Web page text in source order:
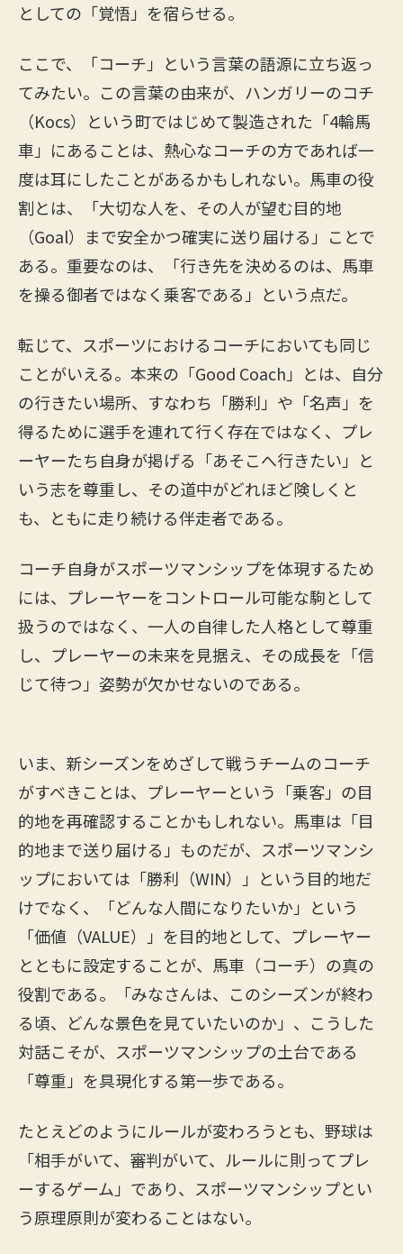
としての「覚悟」を宿らせる。
ここで、「コーチ」という言葉の語源に立ち返っ
てみたい。この言葉の由来が、ハンガリーのコチ
（Kocs）という町ではじめて製造された「4輪馬
車」にあることは、熱心なコーチの方であれば一
度は耳にしたことがあるかもしれない。馬車の役
割とは、「大切な人を、その人が望む目的地
（Goal）まで安全かつ確実に送り届ける」ことで
ある。重要なのは、「行き先を決めるのは、馬車
を操る御者ではなく乗客である」という点だ。
転じて、スポーツにおけるコーチにおいても同じ
ことがいえる。本来の「Good Coach」とは、自分
の行きたい場所、すなわち「勝利」や「名声」を
得るために選手を連れて行く存在ではなく、プレ
ーヤーたち自身が掲げる「あそこへ行きたい」と
いう志を尊重し、その道中がどれほど険しくと
も、ともに走り続ける伴走者である。
コーチ自身がスポーツマンシップを体現するため
には、プレーヤーをコントロール可能な駒として
扱うのではなく、一人の自律した人格として尊重
し、プレーヤーの未来を見据え、その成長を「信
じて待つ」姿勢が欠かせないのである。
いま、新シーズンをめざして戦うチームのコーチ
がすべきことは、プレーヤーという「乗客」の目
的地を再確認することかもしれない。馬車は「目
的地まで送り届ける」ものだが、スポーツマンシ
ップにおいては「勝利（WIN）」という目的地だ
けでなく、「どんな人間になりたいか」という
「価値（VALUE）」を目的地として、プレーヤー
とともに設定することが、馬車（コーチ）の真の
役割である。「みなさんは、このシーズンが終わ
る頃、どんな景色を見ていたいのか」、こうした
対話こそが、スポーツマンシップの土台である
「尊重」を具現化する第一歩である。
たとえどのようにルールが変わろうとも、野球は
「相手がいて、審判がいて、ルールに則ってプレ
ーするゲーム」であり、スポーツマンシップとい
う原理原則が変わることはない。